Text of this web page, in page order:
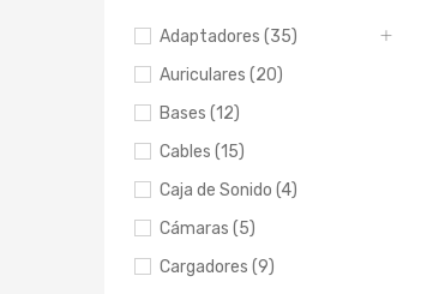
Adaptadores (35)
Auriculares (20)
Bases (12)
Cables (15)
Caja de Sonido (4)
Cámaras (5)
Cargadores (9)